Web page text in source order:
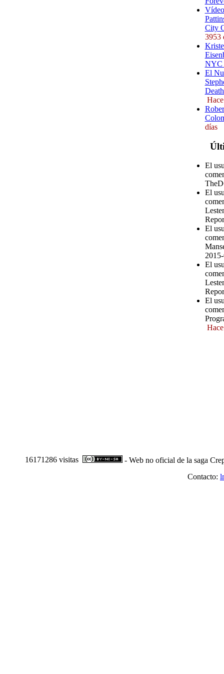
City
3953
NYC
El
días
El
El
El
El
El
16171286 visitas
- Web no oficial de la saga
Contacto: